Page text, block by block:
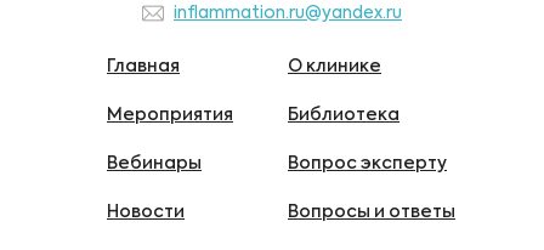
inflammation.ru@yandex.ru
Главная
Мероприятия
Вебинары
Новости
О клинике
Библиотека
Вопрос эксперту
Вопросы и ответы